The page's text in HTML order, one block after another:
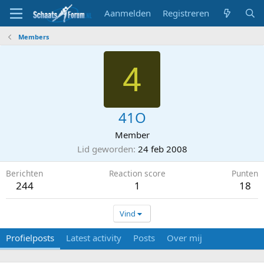
Aanmelden Registreren
Members
4
41O
Member
Lid geworden 24 feb 2008
Berichten
244
Reaction score
1
Punten
18
Vind
Profielposts Latest activity Posts Over mij